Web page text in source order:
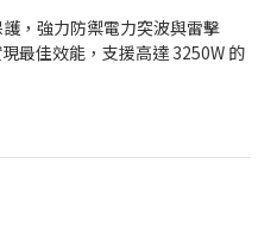
，強力防禦電力突波與雷擊
最佳效能，支援高達 3250W 的